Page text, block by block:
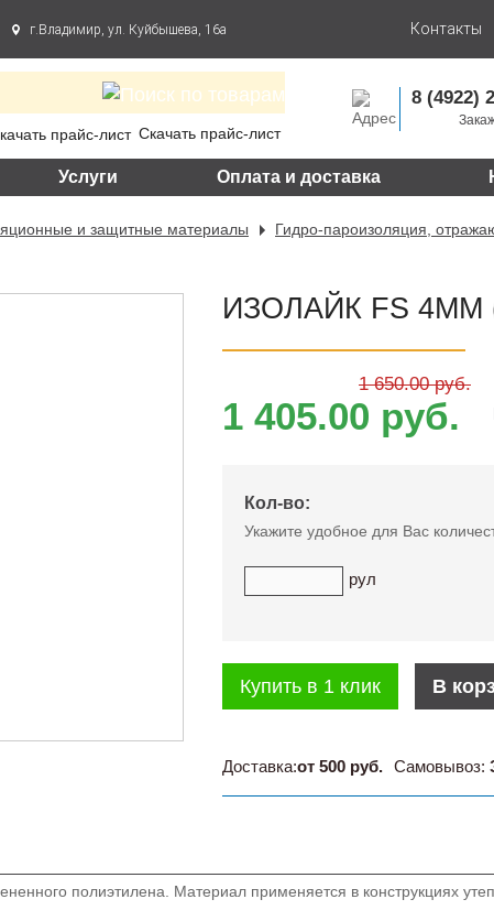
г.Владимир, ул. Куйбышева, 16а Контакты
Скачать прайс-лист
8 (4922)
Услуги Оплата и доставка
и защитные материалы Гидро-пароизоляция,
ИЗОЛАЙК FS 4ММ
1 650.00 руб.
1 405.00 руб.
Кол-во:
Укажите удобное для Вас
рул
В
Купить в 1 клик
Доставка:от 500 руб. Самовывоз:
полиэтилена. Материал применяется в конструкциях